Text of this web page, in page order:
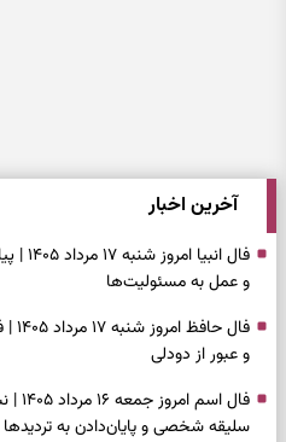
آخرین اخبار
فال
و عمل به مسئولیت‌ها
و عبور از دودلی
فال
سلیقه شخصی و پایان‌دادن به تردیدها